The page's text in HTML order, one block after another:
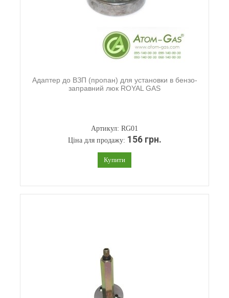
Адаптер до ВЗП (пропан) для установки в бензо-
заправний люк ROYAL GAS
Артикул: RG01
Ціна для продажу: 156 грн.
Купити